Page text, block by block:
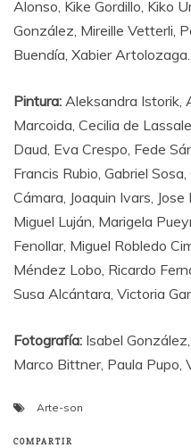
Alonso, Kike Gordillo, Kiko
González, Mireille Vetterli,
Buendía, Xabier Artolozaga.
Pintura: Aleksandra Istorik,
Marcoida, Cecilia de
Daud, Eva Crespo, Fede
Francis Rubio, Gabriel
Cámara, Joaquin Ivars,
Miguel Luján, Marigela
Fenollar, Miguel Robledo
Méndez Lobo, Ricardo
Susa Alcántara, Victoria
Fotografía: Isabel
Marco Bittner, Paula Pupo,
Arte-son
COMPARTIR